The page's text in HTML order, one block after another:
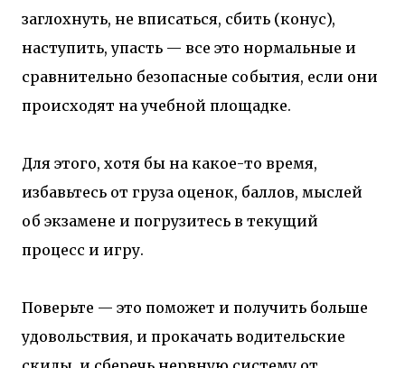
заглохнуть, не вписаться, сбить (конус),
наступить, упасть — все это нормальные и
сравнительно безопасные события, если они
происходят на учебной площадке.
Для этого, хотя бы на какое-то время,
избавьтесь от груза оценок, баллов, мыслей
об экзамене и погрузитесь в текущий
процесс и игру.
Поверьте — это поможет и получить больше
удовольствия, и прокачать водительские